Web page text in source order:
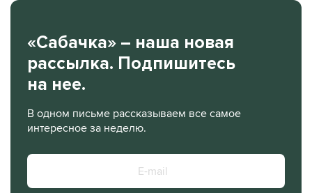
«Сабачка» – наша новая
рассылка. Подпишитесь
на нее.
В одном письме рассказываем все самое
интересное за неделю.